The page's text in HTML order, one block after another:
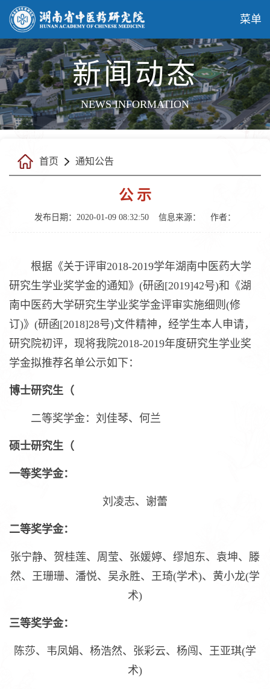
菜单
新闻动态
NEWS INFORMATION
首页 通知公告
公 示
发布日期：2020-01-09 08:32:50 信息来源： 作者：
根据《关于评审2018-2019学年湖南中医药大学
研究生学业奖学金的通知》(研函[2019]42号)和《湖
南中医药大学研究生学业奖学金评审实施细则(修
订)》(研函[2018]28号)文件精神，经学生本人申请，
研究院初评，现将我院2018-2019年度研究生学业奖
学金拟推荐名单公示如下：
博士研究生（
二等奖学金：刘佳琴、何兰
硕士研究生（
一等奖学金：
刘凌志、谢蕾
二等奖学金：
张宁静、贺桂莲、周莹、张媛婷、缪旭东、袁坤、滕
然、王珊珊、潘悦、吴永胜、王琦(学术)、黄小龙(学
术)
三等奖学金：
陈莎、韦凤娟、杨浩然、张彩云、杨闯、王亚琪(学
术)